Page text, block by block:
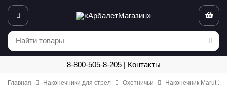
8-800-505-8-205| Контакты
Главная Наконечники для стрел Охотничьи Наконечник Marut